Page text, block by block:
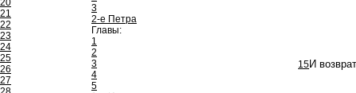
20
21
22
23
24
25
26
27
3
2-е Петра
Главы:
1
2
3
4
5
15И